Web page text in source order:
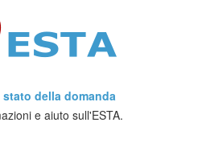
stato della domanda
e aiuto sull'ESTA.